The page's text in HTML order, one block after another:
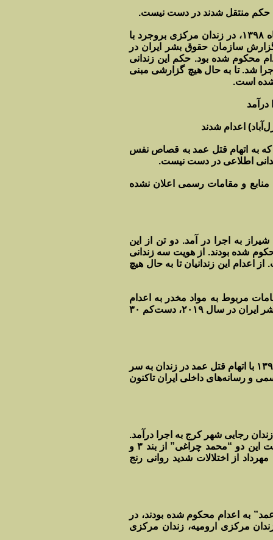
حکم منتقل شدند در دست نیست.
“رسول ملاحسنی”، ۳۹ ساله از کرمانشاه نیز در بامداد روز یک‌شنبه ۱۳ بهمن‌ماه ۱۳۹۸، در زندان مرکزی بروجرد با
شهروند ۳۹ ساله کرمانشاهی به گزارش سازمان حقوق بشر ایران در
و به اعدام محکوم شده بود. حکم این زندانی
شد. تا به حال هیچ گزارشی مبنی
است.
از این زندانیان بودند که به اتهام قتل عمد به قصاص نفس
اطلاعی در دست نیست.
منابع و مقامات رسمی اعلان نشده
در زندان عادل‌آباد شیراز به اجرا در آمد. دو تن از این
شده بودند. از هویت سه زندانی
اعدام این زندانیان تا به حال هیچ
که با اتهامات مربوط به مواد مخدر به اعدام
محکوم شده بودند، در زندان مرکزی قم اعدام شدند. به گزارش سازمان حقوق بشر ایران در سال ۲۰۱۹، دست‌کم ۳۰
در بامداد روز پنج‌شنبه ۲۴ بهمن‌ماه ۱۳۹۸، “حسن سرائی”، ۳۶ ساله که از سال ۱۳۹۴ با اتهام قتل عمد در زندان به سر
و رسانه‌های داخلی ایران تاکنون
دو زندانی متهم به «قتل عمد» در تاریخ ۳۰ بهمن‌ماه ۱۳۹۸، در زندان رجایی شهر کرج به اجرا درآمد.
این زندانیان دو روز قبل از اجرای حکم به سلول انفرادی منتقل شده بودند. هویت این دو “محمد چراغی” از بند ۳ و
گفته می‌شود که مهرداد از اختلالات شدید روانی رنج
به اتهام “قتل عمد” به اعدام محکوم شده بودند، در
مرکزی ارومیه، زندان مرکزی